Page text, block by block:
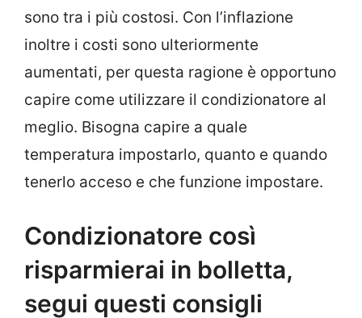
sono tra i più costosi. Con l’inflazione
inoltre i costi sono ulteriormente
aumentati, per questa ragione è opportuno
capire come utilizzare il condizionatore al
meglio. Bisogna capire a quale
temperatura impostarlo, quanto e quando
tenerlo acceso e che funzione impostare.
Condizionatore così
risparmierai in bolletta,
segui questi consigli